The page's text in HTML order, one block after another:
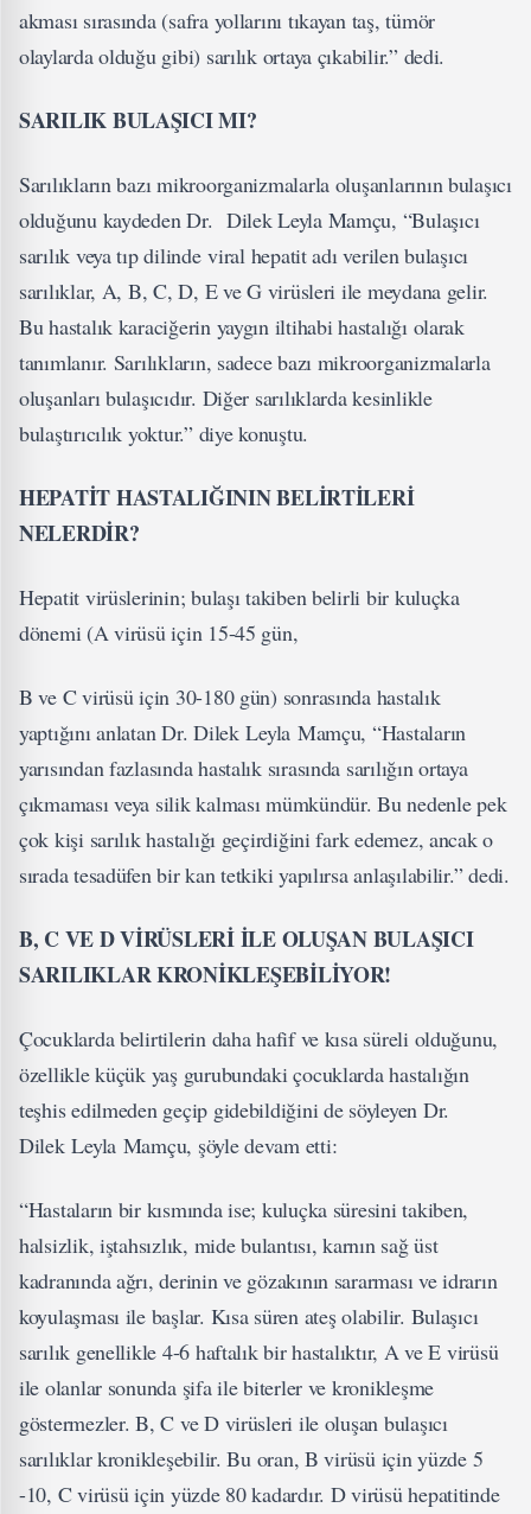
akması sırasında (safra yollarını tıkayan taş, tümör
olaylarda olduğu gibi) sarılık ortaya çıkabilir.” dedi.
SARILIK BULAŞICI MI?
Sarılıkların bazı mikroorganizmalarla oluşanlarının bulaşıcı
olduğunu kaydeden Dr. Dilek Leyla Mamçu, “Bulaşıcı
sarılık veya tıp dilinde viral hepatit adı verilen bulaşıcı
sarılıklar, A, B, C, D, E ve G virüsleri ile meydana gelir.
Bu hastalık karaciğerin yaygın iltihabi hastalığı olarak
tanımlanır. Sarılıkların, sadece bazı mikroorganizmalarla
oluşanları bulaşıcıdır. Diğer sarılıklarda kesinlikle
bulaştırıcılık yoktur.” diye konuştu.
HEPATİT HASTALIĞININ BELİRTİLERİ
NELERDİR?
Hepatit virüslerinin; bulaşı takiben belirli bir kuluçka
dönemi (A virüsü için 15-45 gün,
B ve C virüsü için 30-180 gün) sonrasında hastalık
yaptığını anlatan Dr. Dilek Leyla Mamçu, “Hastaların
yarısından fazlasında hastalık sırasında sarılığın ortaya
çıkmaması veya silik kalması mümkündür. Bu nedenle pek
çok kişi sarılık hastalığı geçirdiğini fark edemez, ancak o
sırada tesadüfen bir kan tetkiki yapılırsa anlaşılabilir.” dedi.
B, C VE D VİRÜSLERİ İLE OLUŞAN BULAŞICI
SARILIKLAR KRONİKLEŞEBİLİYOR!
Çocuklarda belirtilerin daha hafif ve kısa süreli olduğunu,
özellikle küçük yaş gurubundaki çocuklarda hastalığın
teşhis edilmeden geçip gidebildiğini de söyleyen Dr.
Dilek Leyla Mamçu, şöyle devam etti:
“Hastaların bir kısmında ise; kuluçka süresini takiben,
halsizlik, iştahsızlık, mide bulantısı, karnın sağ üst
kadranında ağrı, derinin ve gözakının sararması ve idrarın
koyulaşması ile başlar. Kısa süren ateş olabilir. Bulaşıcı
sarılık genellikle 4-6 haftalık bir hastalıktır, A ve E virüsü
ile olanlar sonunda şifa ile biterler ve kronikleşme
göstermezler. B, C ve D virüsleri ile oluşan bulaşıcı
sarılıklar kronikleşebilir. Bu oran, B virüsü için yüzde 5
-10, C virüsü için yüzde 80 kadardır. D virüsü hepatitinde